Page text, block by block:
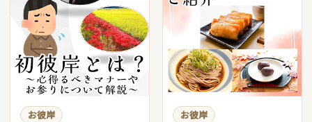
お彼岸 お彼岸